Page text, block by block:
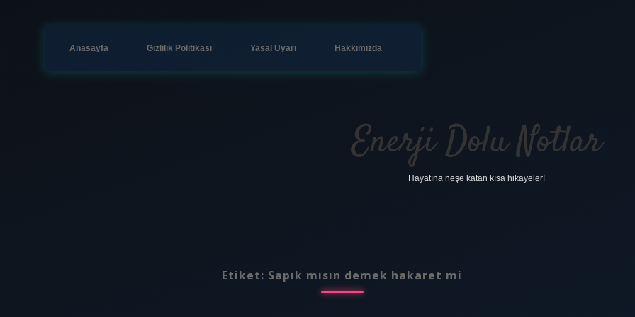
Anasayfa Gizlilik Politikası Yasal Uyarı Hakkımızda
Enerji Dolu Notlar
Hayatına neşe katan kısa hikayeler!
Etiket: Sapık mısın demek hakaret mi